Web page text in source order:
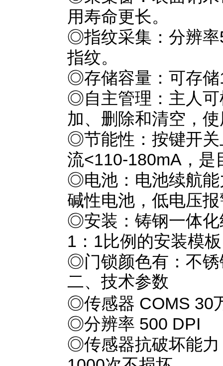
用寿命更长。
◎指纹采集：分辨率
指纹。
◎存储容量：可存储
◎自主管理：主人可
加、删除和清空，
◎节能性：按键开关
流<110-180mA，
◎电池：电池续航能
碱性电池，低电压
◎安装：铸钢一体化
1：1比例的安装模
◎门锁颜色有：不锈
二、技术参数
◎传感器 COMS 30
◎分辨率 500 DPI
◎传感器抗破坏能力